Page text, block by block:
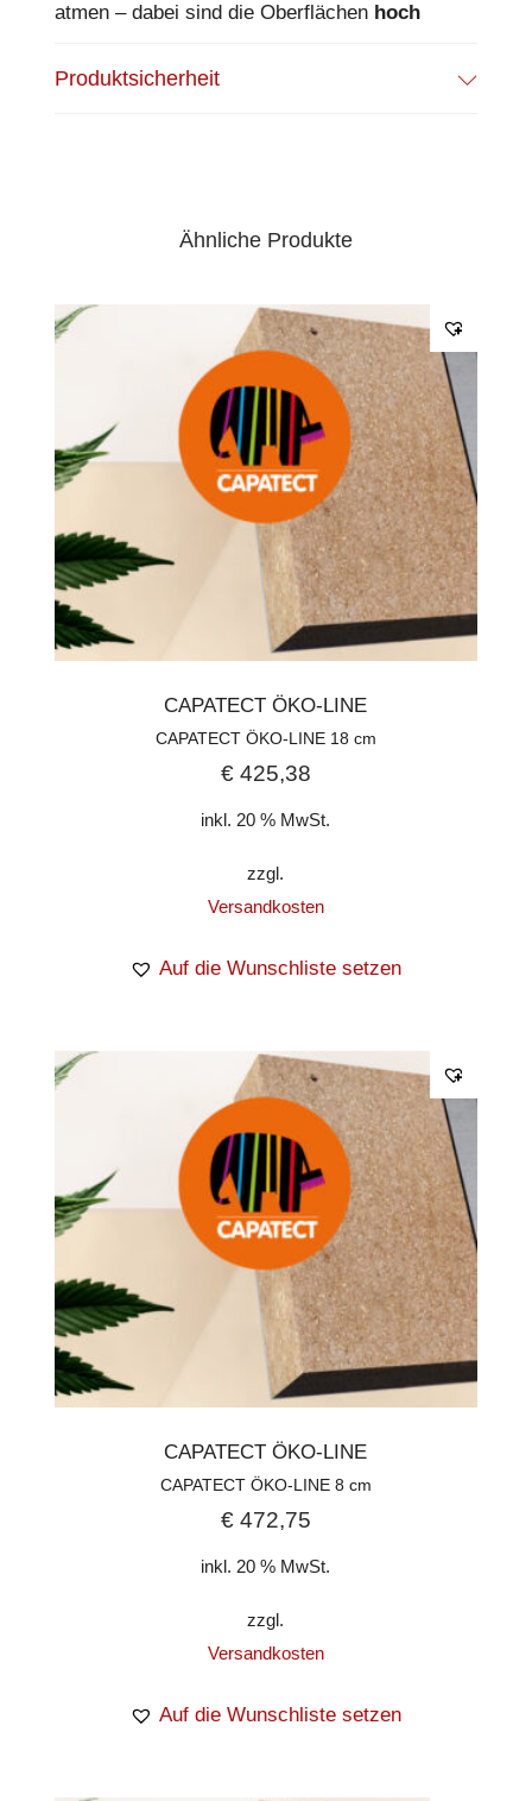
atmen – dabei sind die Oberflächen hoch
Das macht die Fassade weniger anfällig bei
diffusionsoffen
•Fassadendämmung
Stärke:
19.20 m²
Aufgrund des hohen Volumens müssen die
Transportkosten für Dämmmaterialien separat
angefragt werden und sind im Bestellpreis nicht
Produktsicherheit
Ähnliche Produkte
CAPATECT ÖKO-LINE
CAPATECT ÖKO-LINE 18 cm
€425,38
inkl. 20 % MwSt.
zzgl.
Versandkosten
Auf die Wunschliste setzen
CAPATECT ÖKO-LINE
CAPATECT ÖKO-LINE 8 cm
€472,75
inkl. 20 % MwSt.
zzgl.
Versandkosten
Auf die Wunschliste setzen